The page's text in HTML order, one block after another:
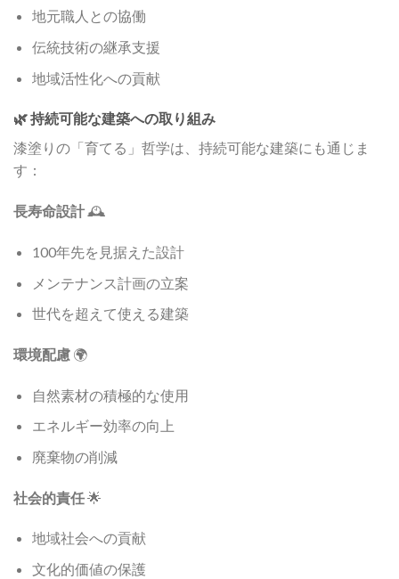
地元職人との協働
伝統技術の継承支援
地域活性化への貢献
🌿 持続可能な建築への取り組み
漆塗りの「育てる」哲学は、持続可能な建築にも通じま
す：
長寿命設計🕰️
100年先を見据えた設計
メンテナンス計画の立案
世代を超えて使える建築
環境配慮 🌍
自然素材の積極的な使用
エネルギー効率の向上
廃棄物の削減
社会的責任🌟
地域社会への貢献
文化的価値の保護